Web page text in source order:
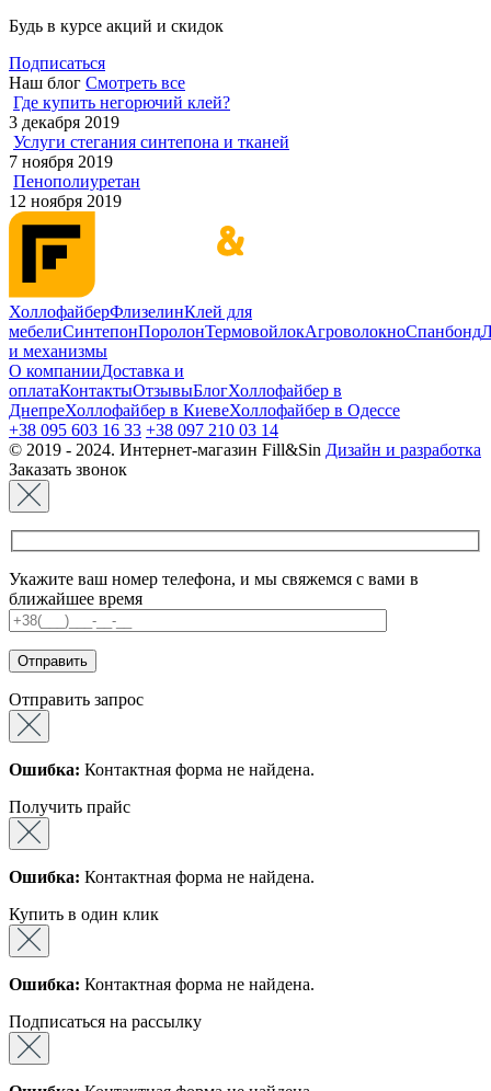
Будь в курсе акций и скидок
Подписаться
Наш блог Смотреть все
Где купить негорючий клей?
3 декабря 2019
Услуги стегания синтепона и тканей
7 ноября 2019
Пенополиуретан
12 ноября 2019
ХоллофайберФлизелинКлей для
мебелиСинтепонПоролонТермовойлокАгроволокноСпанбонд
и механизмы
О компанииДоставка и
оплатаКонтактыОтзывыБлогХоллофайбер в
ДнепреХоллофайбер в КиевеХоллофайбер в Одессе
+38 095 603 16 33 +38 097 210 03 14
© 2019 - 2024. Интернет-магазин Fill&Sin Дизайн и разработка
Заказать звонок
Укажите ваш номер телефона, и мы свяжемся с вами в
ближайшее время
Отправить запрос
Ошибка: Контактная форма не найдена.
Получить прайс
Ошибка: Контактная форма не найдена.
Купить в один клик
Ошибка: Контактная форма не найдена.
Подписаться на рассылку